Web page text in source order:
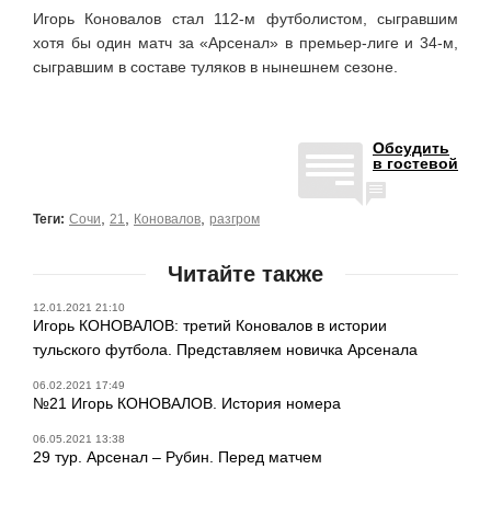
Игорь Коновалов стал 112-м футболистом, сыгравшим
хотя бы один матч за «Арсенал» в премьер-лиге и 34-м,
сыгравшим в составе туляков в нынешнем сезоне.
Обсудить
в гостевой
Теги: Сочи 21 Коновалов разгром
Читайте также
12.01.2021 21:10
Игорь КОНОВАЛОВ: третий Коновалов в истории
тульского футбола. Представляем новичка Арсенала
06.02.2021 17:49
№21 Игорь КОНОВАЛОВ. История номера
06.05.2021 13:38
29 тур. Арсенал – Рубин. Перед матчем